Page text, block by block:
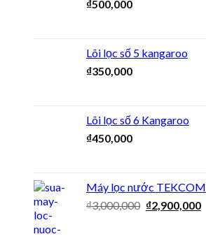
₫500,000
Lõi lọc số 5 kangaroo
₫350,000
Lõi lọc số 6 Kangaroo
₫450,000
Máy lọc nước TEKCOM
₫3,000,000 ₫2,900,000